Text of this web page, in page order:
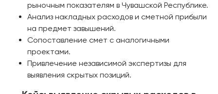
рыночным показателям в Чувашской Республике.
Анализ накладных расходов и сметной прибыли
на предмет завышений.
Сопоставление смет с аналогичными
проектами.
Привлечение независимой экспертизы для
выявления скрытых позиций.